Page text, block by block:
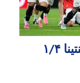
مصر اوزرینده غلبه: آرگنتینا ۱/۴